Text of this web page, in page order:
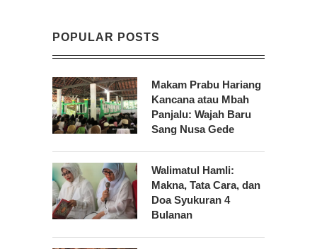
POPULAR POSTS
Makam Prabu Hariang
Kancana atau Mbah
Panjalu: Wajah Baru
Sang Nusa Gede
Walimatul Hamli:
Makna, Tata Cara, dan
Doa Syukuran 4
Bulanan